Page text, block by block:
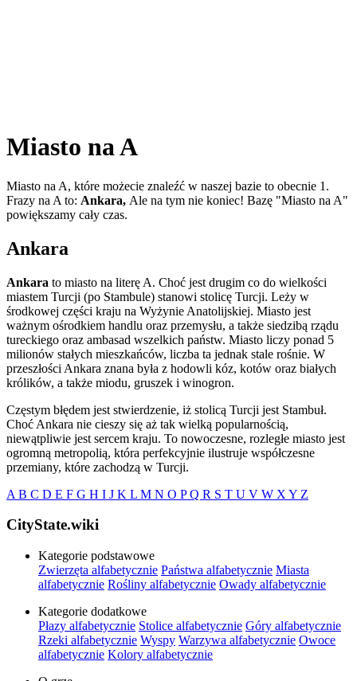
Miasto na A
Miasto na A, które możecie znaleźć w naszej bazie to obecnie 1.
Frazy na A to: Ankara, Ale na tym nie koniec! Bazę "Miasto na A"
powiększamy cały czas.
Ankara
Ankara to miasto na literę A. Choć jest drugim co do wielkości
miastem Turcji (po Stambule) stanowi stolicę Turcji. Leży w
środkowej części kraju na Wyżynie Anatolijskiej. Miasto jest
ważnym ośrodkiem handlu oraz przemysłu, a także siedzibą rządu
tureckiego oraz ambasad wszelkich państw. Miasto liczy ponad 5
milionów stałych mieszkańców, liczba ta jednak stale rośnie. W
przeszłości Ankara znana była z hodowli kóz, kotów oraz białych
królików, a także miodu, gruszek i winogron.
Częstym błędem jest stwierdzenie, iż stolicą Turcji jest Stambuł.
Choć Ankara nie cieszy się aż tak wielką popularnością,
niewątpliwie jest sercem kraju. To nowoczesne, rozległe miasto jest
ogromną metropolią, która perfekcyjnie ilustruje współczesne
przemiany, które zachodzą w Turcji.
A B C D E F G H I J K L M N O PQ R S T U V W X Y Z
CityState.wiki
Kategorie podstawowe
Zwierzęta alfabetycznie Państwa alfabetycznie Miasta
alfabetycznie Rośliny alfabetycznie Owady alfabetycznie
Kategorie dodatkowe
Płazy alfabetycznie Stolice alfabetycznie Góry alfabetycznie
Rzeki alfabetycznie Wyspy Warzywa alfabetycznie Owoce
alfabetycznie Kolory alfabetycznie